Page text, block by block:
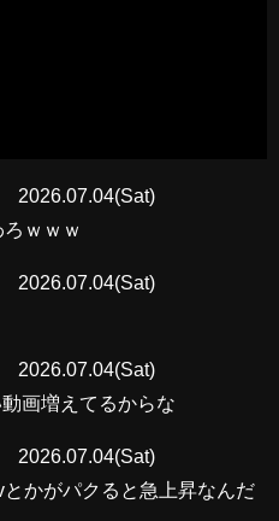
2026.07.04(Sat)
ｗｗｗ
2026.07.04(Sat)
2026.07.04(Sat)
画増えてるからな
2026.07.04(Sat)
かがパクると急上昇なんだ